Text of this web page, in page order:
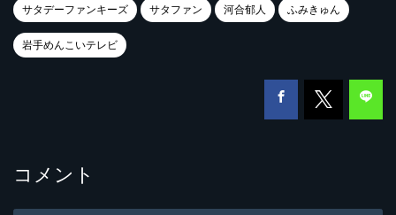
サタデーファンキーズ サタファン 河合郁人 ふみきゅん
岩手めんこいテレビ
コメント